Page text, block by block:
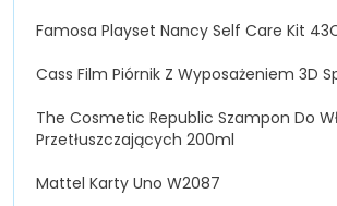
Famosa Playset Nancy Self Care Kit
Cass Film Piórnik Z Wyposażeniem 3D
The Cosmetic Republic Szampon Do
Przetłuszczających 200ml
Mattel Karty Uno W2087